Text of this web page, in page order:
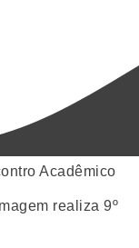
realiza 9º